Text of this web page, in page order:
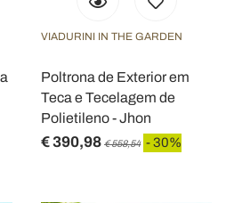
VIADURINI IN THE GARDEN
Poltrona de Exterior em
Teca e Tecelagem de
Polietileno - Jhon
€ 390,98 € 558,54 - 30%